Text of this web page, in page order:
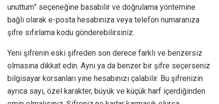
unuttum” seçeneğine basabilir ve doğrulama yöntemine
bağlı olarak e-posta hesabınıza veya telefon numaranıza
şifre sıfırlama kodu gönderebilirsiniz.
Yeni şifrenin eski şifreden son derece farklı ve benzersiz
olmasına dikkat edin. Aynı ya da benzer bir şifre seçerseniz
bilgisayar korsanları yine hesabınızı çalabilir. Bu şifrenizin
ayrıca sayı, özel karakter, büyük ve küçük harf içerdiğinden